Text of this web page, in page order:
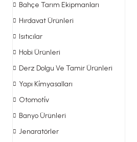
Bahçe Tarım Ekipmanları
Hırdavat Ürünleri
Isıtıcılar
Hobi Ürünleri
Derz Dolgu Ve Tamir Ürünleri
Yapı Ki̇myasalları
Otomoti̇v
Banyo Ürünleri
Jenaratörler